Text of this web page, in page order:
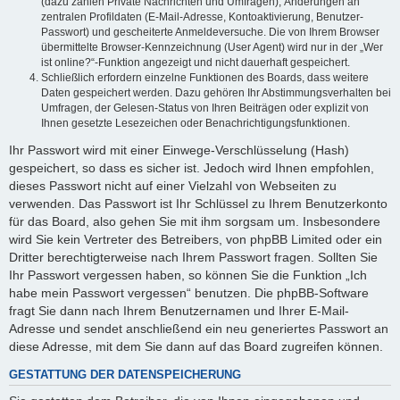
zentralen Profildaten (E-Mail-Adresse, Kontoaktivierung, Benutzer-
Passwort) und gescheiterte Anmeldeversuche. Die von Ihrem Browser
übermittelte Browser-Kennzeichnung (User Agent) wird nur in der „Wer
ist online?“-Funktion angezeigt und nicht dauerhaft gespeichert.
Schließlich erfordern einzelne Funktionen des Boards, dass weitere
Daten gespeichert werden. Dazu gehören Ihr Abstimmungsverhalten bei
Umfragen, der Gelesen-Status von Ihren Beiträgen oder explizit von
Ihnen gesetzte Lesezeichen oder Benachrichtigungsfunktionen.
Ihr Passwort wird mit einer Einwege-Verschlüsselung (Hash)
gespeichert, so dass es sicher ist. Jedoch wird Ihnen empfohlen,
dieses Passwort nicht auf einer Vielzahl von Webseiten zu
verwenden. Das Passwort ist Ihr Schlüssel zu Ihrem Benutzerkonto
für das Board, also gehen Sie mit ihm sorgsam um. Insbesondere
wird Sie kein Vertreter des Betreibers, von phpBB Limited oder ein
Dritter berechtigterweise nach Ihrem Passwort fragen. Sollten Sie
Ihr Passwort vergessen haben, so können Sie die Funktion „Ich
habe mein Passwort vergessen“ benutzen. Die phpBB-Software
fragt Sie dann nach Ihrem Benutzernamen und Ihrer E-Mail-
Adresse und sendet anschließend ein neu generiertes Passwort an
diese Adresse, mit dem Sie dann auf das Board zugreifen können.
GESTATTUNG DER DATENSPEICHERUNG